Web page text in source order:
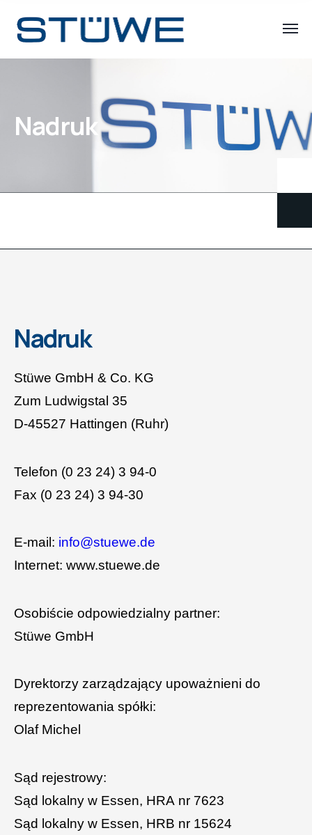
Nadruk
Nadruk
Stüwe GmbH & Co. KG
Zum Ludwigstal 35
D-45527 Hattingen (Ruhr)
Telefon (0 23 24) 3 94-0
Fax (0 23 24) 3 94-30
E-mail: info@stuewe.de
Internet: www.stuewe.de
Osobiście odpowiedzialny partner:
Stüwe GmbH
Dyrektorzy zarządzający upoważnieni do
reprezentowania spółki:
Olaf Michel
Sąd rejestrowy:
Sąd lokalny w Essen, HRA nr 7623
Sąd lokalny w Essen, HRB nr 15624